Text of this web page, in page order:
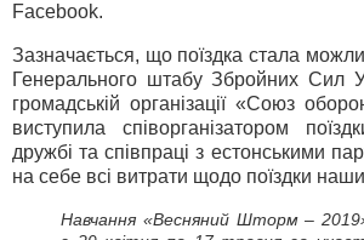
Facebook.
Зазначається, що поїздка стала
Генерального штабу Збройних Сил
громадській організації «Союз
виступила співорганізатором
дружбі та співпраці з естонськими
на себе всі витрати щодо поїздки
Навчання «Весняний Шторм –